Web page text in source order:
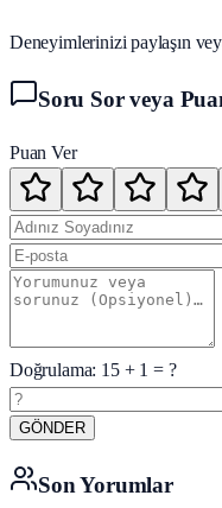
Deneyimlerinizi paylaşın
Soru Sor veya
Puan Ver
Doğrulama: 15+ 1 = ?
GÖNDER
Son Yorumlar